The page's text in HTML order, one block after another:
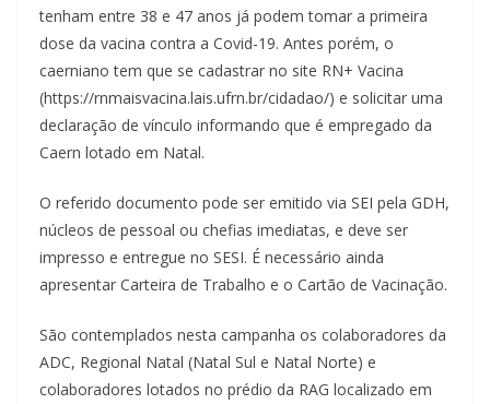
tenham entre 38 e 47 anos já podem tomar a primeira
dose da vacina contra a Covid-19. Antes porém, o
caerniano tem que se cadastrar no site RN+ Vacina
(https://rnmaisvacina.lais.ufrn.br/cidadao/) e solicitar uma
declaração de vínculo informando que é empregado da
Caern lotado em Natal.
O referido documento pode ser emitido via SEI pela GDH,
núcleos de pessoal ou chefias imediatas, e deve ser
impresso e entregue no SESI. É necessário ainda
apresentar Carteira de Trabalho e o Cartão de Vacinação.
São contemplados nesta campanha os colaboradores da
ADC, Regional Natal (Natal Sul e Natal Norte) e
colaboradores lotados no prédio da RAG localizado em